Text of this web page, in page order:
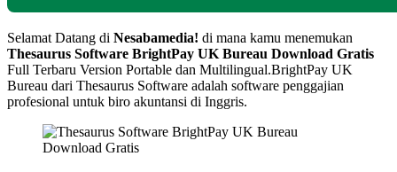
Selamat Datang di Nesabamedia! di mana kamu menemukan
Thesaurus Software BrightPay UK Bureau Download Gratis
Full Terbaru Version Portable dan Multilingual.BrightPay UK
Bureau dari Thesaurus Software adalah software penggajian
profesional untuk biro akuntansi di Inggris.